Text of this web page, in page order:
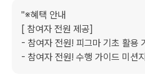
"※혜택 안내
[ 참여자 전원 제공]
- 참여자 전원! 피그마 기초 활용
- 참여자 전원! 수행 가이드 미션